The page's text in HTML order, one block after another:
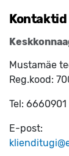
Kontaktid
Mustamäe
Reg.kood:
Tel: 6660901
E-post: